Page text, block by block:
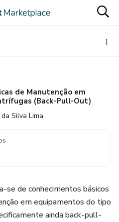
de Manutenção em
(Back-Pull-Out)
Silva Lima
se de conhecimentos básicos
em equipamentos do tipo
ainda back-pull-